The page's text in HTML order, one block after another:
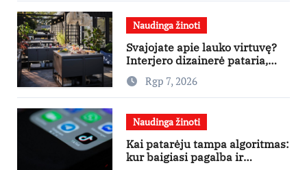
Naudinga žinoti
Svajojate apie lauko virtuvę?
Interjero dizainerė pataria,
nuo ko pradėti
Rgp 7, 2026
Naudinga žinoti
Kai patarėju tampa algoritmas:
kur baigiasi pagalba ir